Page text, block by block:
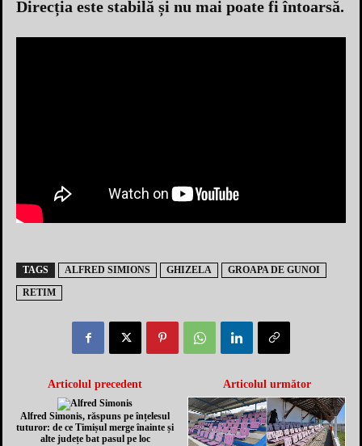
Direcția este stabilă și nu mai poate fi întoarsă.
TAGS ALFRED SIMIONS GHIZELA
GROAPA DE GUNOI
RETIM
Articolul precedent
Alfred Simonis, răspuns pe înțelesul
tuturor: de ce Timișul merge înainte și
alte județe bat pasul pe loc
Articolul următor